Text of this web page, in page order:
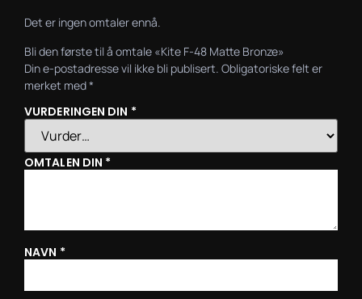
Det er ingen omtaler ennå.
Bli den første til å omtale «Kite F-48 Matte Bronze»
Din e-postadresse vil ikke bli publisert. Obligatoriske felt er
merket med*
VURDERINGEN DIN *
OMTALEN DIN *
NAVN *